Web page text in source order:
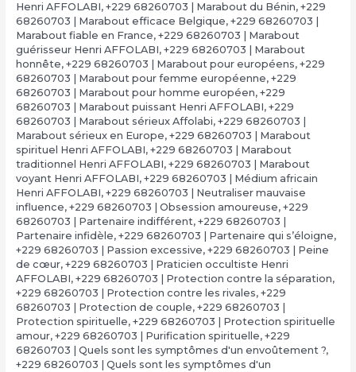
Henri AFFOLABI, +229 68260703 | Marabout du Bénin, +229
68260703 | Marabout efficace Belgique, +229 68260703 |
Marabout fiable en France, +229 68260703 | Marabout
guérisseur Henri AFFOLABI, +229 68260703 | Marabout
honnête, +229 68260703 | Marabout pour européens, +229
68260703 | Marabout pour femme européenne, +229
68260703 | Marabout pour homme européen, +229
68260703 | Marabout puissant Henri AFFOLABI, +229
68260703 | Marabout sérieux Affolabi, +229 68260703 |
Marabout sérieux en Europe, +229 68260703 | Marabout
spirituel Henri AFFOLABI, +229 68260703 | Marabout
traditionnel Henri AFFOLABI, +229 68260703 | Marabout
voyant Henri AFFOLABI, +229 68260703 | Médium africain
Henri AFFOLABI, +229 68260703 | Neutraliser mauvaise
influence, +229 68260703 | Obsession amoureuse, +229
68260703 | Partenaire indifférent, +229 68260703 |
Partenaire infidèle, +229 68260703 | Partenaire qui s’éloigne,
+229 68260703 | Passion excessive, +229 68260703 | Peine
de cœur, +229 68260703 | Praticien occultiste Henri
AFFOLABI, +229 68260703 | Protection contre la séparation,
+229 68260703 | Protection contre les rivales, +229
68260703 | Protection de couple, +229 68260703 |
Protection spirituelle, +229 68260703 | Protection spirituelle
amour, +229 68260703 | Purification spirituelle, +229
68260703 | Quels sont les symptômes d'un envoûtement ?,
+229 68260703 | Quels sont les symptômes d'un